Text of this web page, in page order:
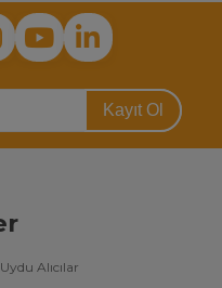
Kayıt Ol
Alıcılar